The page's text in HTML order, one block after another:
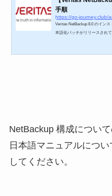
手順
https://go-journey.club/
Veritas NetBackup 8.0 のイン
本語化パッチがリリースされ
NetBackup 構成につい
日本語マニュアルにつ
してください。